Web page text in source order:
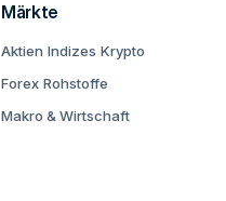
Märkte
Aktien Indizes Krypto
Forex Rohstoffe
Makro & Wirtschaft